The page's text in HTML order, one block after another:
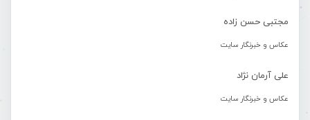
مجتبی حسن زاده
عکاس و خبرنگار سایت
علی آرمان نژاد
عکاس و خبرنگار سایت